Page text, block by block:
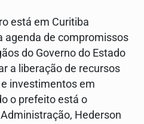
está em Curitiba
agenda de compromissos
do Governo do Estado
a liberação de recursos
investimentos em
o prefeito está o
Hederson